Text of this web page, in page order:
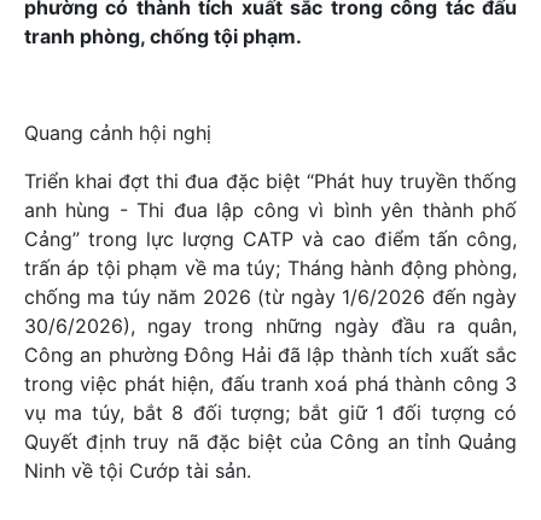
phường có thành tích xuất sắc trong công tác đấu
tranh phòng, chống tội phạm.
Quang cảnh hội nghị
Triển khai đợt thi đua đặc biệt “Phát huy truyền thống
anh hùng - Thi đua lập công vì bình yên thành phố
Cảng” trong lực lượng CATP và cao điểm tấn công,
trấn áp tội phạm về ma túy; Tháng hành động phòng,
chống ma túy năm 2026 (từ ngày 1/6/2026 đến ngày
30/6/2026), ngay trong những ngày đầu ra quân,
Công an phường Đông Hải đã lập thành tích xuất sắc
trong việc phát hiện, đấu tranh xoá phá thành công 3
vụ ma túy, bắt 8 đối tượng; bắt giữ 1 đối tượng có
Quyết định truy nã đặc biệt của Công an tỉnh Quảng
Ninh về tội Cướp tài sản.